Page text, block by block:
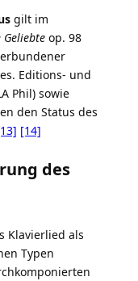
gilt im
Geliebte op. 98
Editions- und
Phil) sowie
den Status des
[14]
des
Klavierlied als
Typen